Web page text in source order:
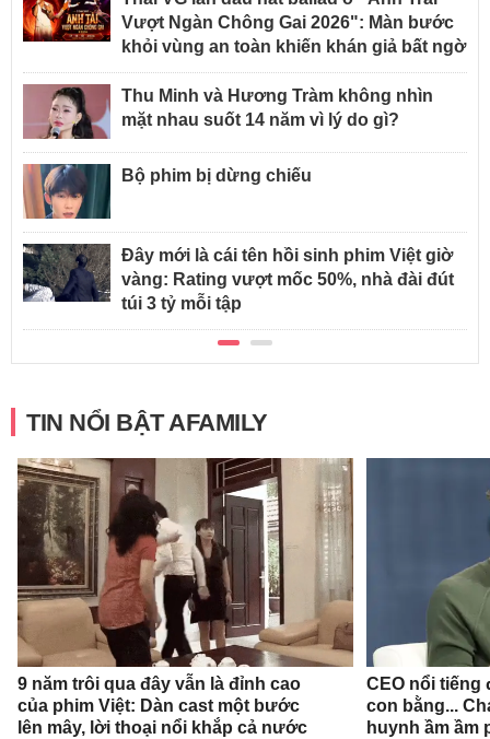
Vượt Ngàn Chông Gai 2026": Màn bước
khỏi vùng an toàn khiến khán giả bất ngờ
Thu Minh và Hương Tràm không nhìn
mặt nhau suốt 14 năm vì lý do gì?
Bộ phim bị dừng chiếu
Đây mới là cái tên hồi sinh phim Việt giờ
vàng: Rating vượt mốc 50%, nhà đài đút
túi 3 tỷ mỗi tập
TIN NỔI BẬT AFAMILY
9 năm trôi qua đây vẫn là đỉnh cao
của phim Việt: Dàn cast một bước
lên mây, lời thoại nổi khắp cả nước
CEO nổi tiếng
con bằng...
huynh ầm ầm